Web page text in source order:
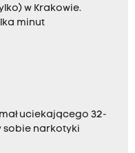
w Krakowie.
minut
uciekającego 32-
sobie narkotyki